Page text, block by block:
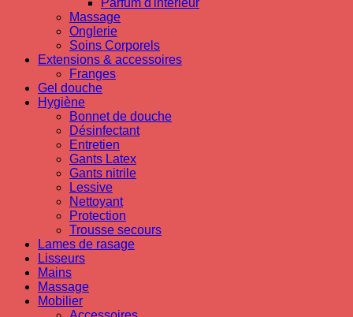
Parfum d'intérieur
Massage
Onglerie
Soins Corporels
Extensions & accessoires
Franges
Gel douche
Hygiène
Bonnet de douche
Désinfectant
Entretien
Gants Latex
Gants nitrile
Lessive
Nettoyant
Protection
Trousse secours
Lames de rasage
Lisseurs
Mains
Massage
Mobilier